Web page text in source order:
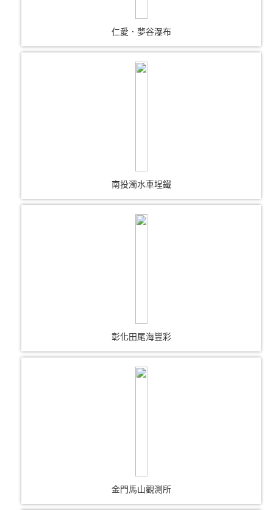
仁愛．夢谷瀑布
南投濁水車埕鐵
彰化田尾海豐彩
金門馬山觀測所